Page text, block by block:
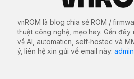
vnROM là blog chia sẻ ROM /
thuật công nghệ, mẹo hay. Gần đây
về AI, automation, self-hosted và
ý, liên hệ xin gửi về email này: